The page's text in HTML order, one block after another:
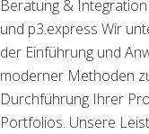
Beratung &
und p3.express Wir
der Einführung und
moderner Methoden
Durchführung Ihrer
Portfolios. Unsere